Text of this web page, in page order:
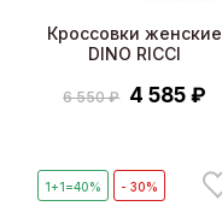
Кроссовки женские
DINO RICCI
6 550 ₽ 4 585 ₽
1+1=40% - 30%